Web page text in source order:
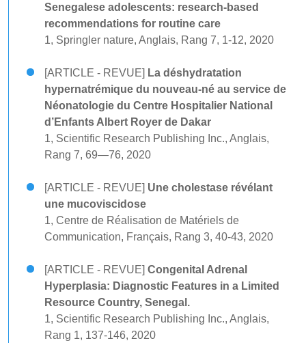
Senegalese adolescents: research-based
recommendations for routine care
1, Springler nature, Anglais, Rang 7, 1-12, 2020
[ARTICLE - REVUE] La déshydratation
hypernatrémique du nouveau-né au service de
Néonatologie du Centre Hospitalier National
d’Enfants Albert Royer de Dakar
1, Scientific Research Publishing Inc., Anglais,
Rang 7, 69—76, 2020
[ARTICLE - REVUE] Une cholestase révélant
une mucoviscidose
1, Centre de Réalisation de Matériels de
Communication, Français, Rang 3, 40-43, 2020
[ARTICLE - REVUE] Congenital Adrenal
Hyperplasia: Diagnostic Features in a Limited
Resource Country, Senegal.
1, Scientific Research Publishing Inc., Anglais,
Rang 1, 137-146, 2020